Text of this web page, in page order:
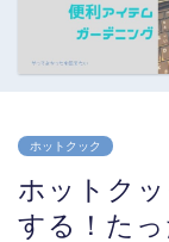
ホットクック
ホットク
する！た